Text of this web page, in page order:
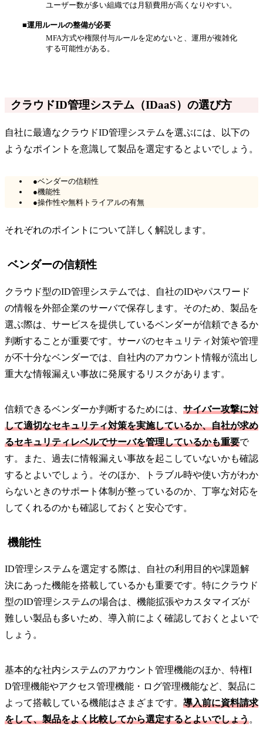
ユーザー数が多い組織では月額費用が高くなりやすい。
■運用ルールの整備が必要
MFA方式や権限付与ルールを定めないと、運用が複雑化
する可能性がある。
クラウドID管理システム（IDaaS）の選び方
自社に最適なクラウドID管理システムを選ぶには、以下の
ようなポイントを意識して製品を選定するとよいでしょう。
●ベンダーの信頼性
●機能性
●操作性や無料トライアルの有無
それぞれのポイントについて詳しく解説します。
ベンダーの信頼性
クラウド型のID管理システムでは、自社のIDやパスワード
の情報を外部企業のサーバで保存します。そのため、製品を
選ぶ際は、サービスを提供しているベンダーが信頼できるか
判断することが重要です。サーバのセキュリティ対策や管理
が不十分なベンダーでは、自社内のアカウント情報が流出し
重大な情報漏えい事故に発展するリスクがあります。
信頼できるベンダーか判断するためには、 サイバー攻撃に対
して適切なセキュリティ対策を実施しているか、自社が求め
るセキュリティレベルでサーバを管理しているかも重要で
す。また、過去に情報漏えい事故を起こしていないかも確認
するとよいでしょう。そのほか、トラブル時や使い方がわか
らないときのサポート体制が整っているのか、丁寧な対応を
してくれるのかも確認しておくと安心です。
機能性
ID管理システムを選定する際は、自社の利用目的や課題解
決にあった機能を搭載しているかも重要です。特にクラウド
型のID管理システムの場合は、機能拡張やカスタマイズが
難しい製品も多いため、導入前によく確認しておくとよいで
しょう。
基本的な社内システムのアカウント管理機能のほか、特権I
D管理機能やアクセス管理機能・ログ管理機能など、製品に
よって搭載している機能はさまざまです。 導入前に資料請求
をして、製品をよく比較してから選定するとよいでしょう。